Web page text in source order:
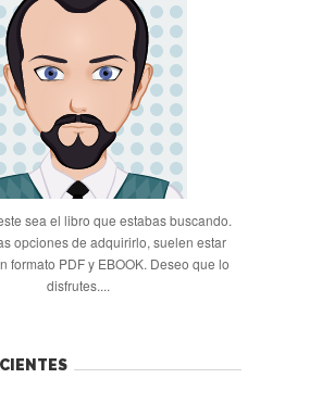
sea el libro que estabas buscando.
opciones de adquirirlo, suelen estar
formato PDF y EBOOK. Deseo que lo
disfrutes....